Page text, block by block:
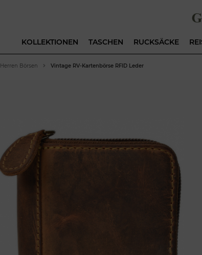
KOLLEKTIONEN TASCHEN RUCKSÄCKE
Herren Börsen Vintage RV-Kartenbörse RFID Leder